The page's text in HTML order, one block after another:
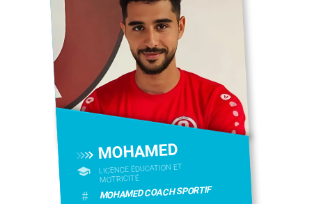
MOHAMED
LICENCE ÉDUCATION ET
MOTRICITÉ
# MOHAMED COACH SPORTIF